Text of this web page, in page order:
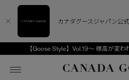
【Goose Style】Vol.19～ 標高が変
カナダグースジャパン公